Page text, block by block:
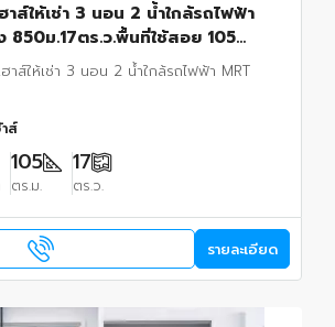
าส์ให้เช่า 3 นอน 2 น้ำใกล้รถไฟฟ้า
850ม.17ตร.ว.พื้นที่ใช้สอย 105
หรับอยู่อาศัยและทำโฮมออฟฟิศ
าส์ให้เช่า 3 นอน 2 น้ำใกล้รถไฟฟ้า MRT
ส์
105
ตร.ม.
17
ตร.ว.
รายละเอียด